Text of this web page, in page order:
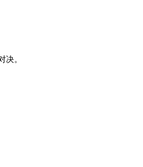
决。